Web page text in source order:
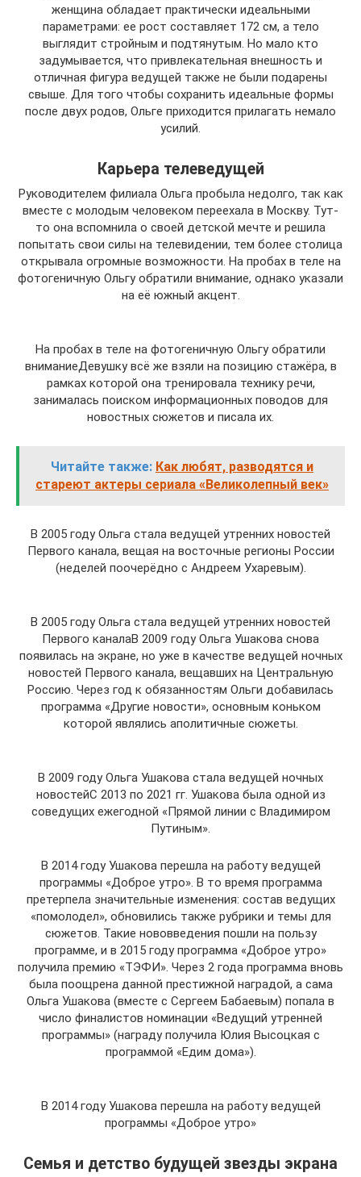
женщина обладает практически идеальными
параметрами: ее рост составляет 172 см, а тело
выглядит стройным и подтянутым. Но мало кто
задумывается, что привлекательная внешность и
отличная фигура ведущей также не были подарены
свыше. Для того чтобы сохранить идеальные формы
после двух родов, Ольге приходится прилагать немало
усилий.
Карьера телеведущей
Руководителем филиала Ольга пробыла недолго, так как
вместе с молодым человеком переехала в Москву. Тут-
то она вспомнила о своей детской мечте и решила
попытать свои силы на телевидении, тем более столица
открывала огромные возможности. На пробах в теле на
фотогеничную Ольгу обратили внимание, однако указали
на её южный акцент.
На пробах в теле на фотогеничную Ольгу обратили
вниманиеДевушку всё же взяли на позицию стажёра, в
рамках которой она тренировала технику речи,
занималась поиском информационных поводов для
новостных сюжетов и писала их.
Читайте также: Как любят, разводятся и
стареют актеры сериала «Великолепный век»
В 2005 году Ольга стала ведущей утренних новостей
Первого канала, вещая на восточные регионы России
(неделей поочерёдно с Андреем Ухаревым).
В 2005 году Ольга стала ведущей утренних новостей
Первого каналаВ 2009 году Ольга Ушакова снова
появилась на экране, но уже в качестве ведущей ночных
новостей Первого канала, вещавших на Центральную
Россию. Через год к обязанностям Ольги добавилась
программа «Другие новости», основным коньком
которой являлись аполитичные сюжеты.
В 2009 году Ольга Ушакова стала ведущей ночных
новостейС 2013 по 2021 гг. Ушакова была одной из
соведущих ежегодной «Прямой линии с Владимиром
Путиным».
В 2014 году Ушакова перешла на работу ведущей
программы «Доброе утро». В то время программа
претерпела значительные изменения: состав ведущих
«помолодел», обновились также рубрики и темы для
сюжетов. Такие нововведения пошли на пользу
программе, и в 2015 году программа «Доброе утро»
получила премию «ТЭФИ». Через 2 года программа вновь
была поощрена данной престижной наградой, а сама
Ольга Ушакова (вместе с Сергеем Бабаевым) попала в
число финалистов номинации «Ведущий утренней
программы» (награду получила Юлия Высоцкая с
программой «Едим дома»).
В 2014 году Ушакова перешла на работу ведущей
программы «Доброе утро»
Семья и детство будущей звезды экрана